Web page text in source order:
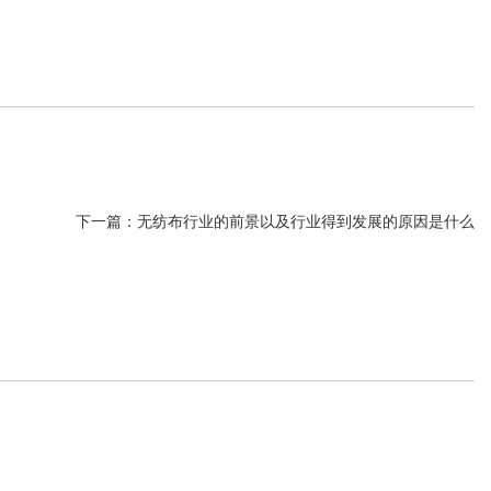
下一篇： 无纺布行业的前景以及行业得到发展的原因是什么